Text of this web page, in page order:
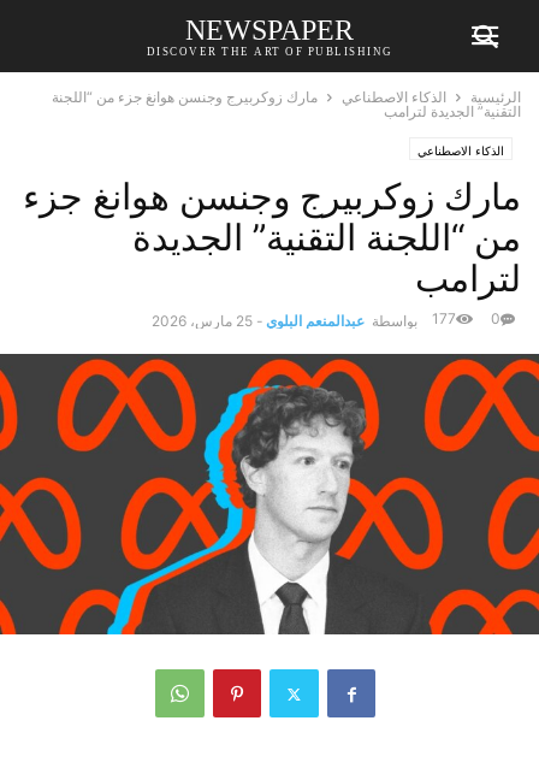
NEWSPAPER
DISCOVER THE ART OF PUBLISHING
الرئيسية الذكاء الاصطناعي
مارك زوكربيرج وجنسن هوانغ جزء من “اللجنة
التقنية” الجديدة لترامب
الذكاء الاصطناعي
مارك زوكربيرج وجنسن هوانغ جزء
من “اللجنة التقنية” الجديدة
لترامب
بواسطة عبدالمنعم البلوي - 25 مارس، 2026 0
177